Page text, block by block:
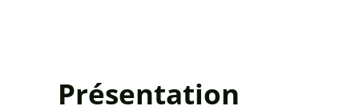
Présentation